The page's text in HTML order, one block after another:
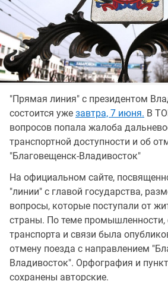
"Прямая линия" с президентом
состоится уже завтра, 7 июня. В
вопросов попала жалоба
транспортной доступности и об
"Благовещенск-Владивосток"
На официальном сайте,
"линии" с главой государства,
вопросы, которые поступали от
страны. По теме промышленности,
транспорта и связи была
отмену поезда с направлением
Владивосток". Орфография и
сохранены авторские.